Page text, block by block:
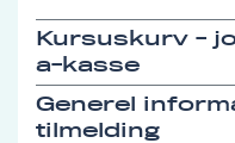
Kursuskurv -
a-kasse
Generel
tilmelding